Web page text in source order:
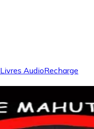
Livres AudioRecharge